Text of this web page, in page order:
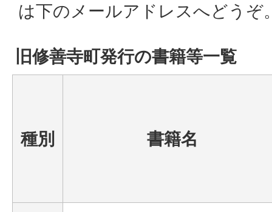
は下のメールアドレスへどうぞ
旧修善寺町発行の書籍等一覧
種別 書籍名